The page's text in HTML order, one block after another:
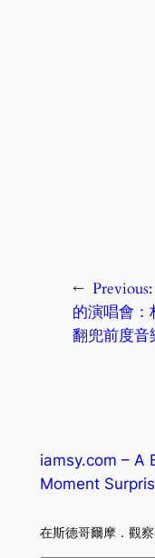
← Previous:
的演唱會：
翻兜前度音
iamsy.com – A
Moment
在斯德哥爾摩．觀